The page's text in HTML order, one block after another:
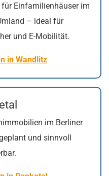
Einfamilienhäuser im
– ideal für
und E-Mobilität.
in Wandlitz
im Berliner
und sinnvoll